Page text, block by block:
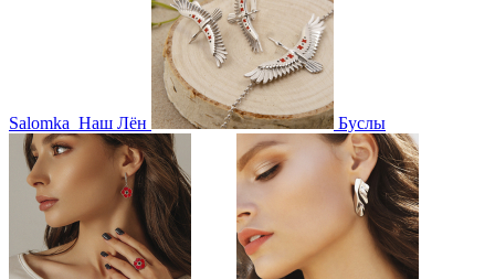
Salomka Наш Лён Буслы